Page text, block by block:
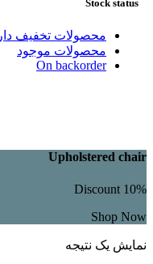
Stock status
محصولات تخفیف دار
محصولات موجود
On backorder
Upholstered chair
Discount 10%
Shop Now
نمایش یک نتیجه